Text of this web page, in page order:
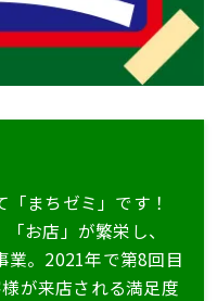
まちゼミ」です！
お店」が繁栄し、
業。2021年で第8回目
が来店される満足度